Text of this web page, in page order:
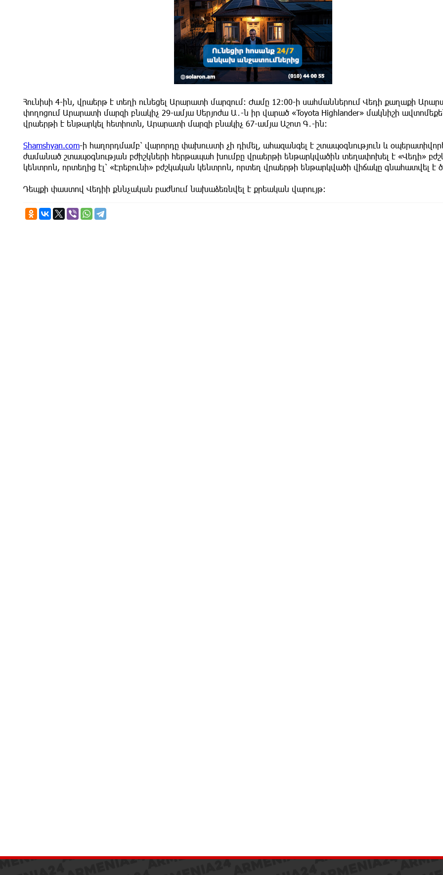
Հունիսի 4-ին, վրաերթ է տեղի ունեցել Արարատի մարզում։ Ժամը 12։00-ի սահմաններում Վեդի քաղաքի
փողոցում Արարատի մարզի բնակիչ 29-ամյա Սերյոժա Ա․-ն իր վարած «Toyota Highlander» մակնիշի
վրաերթի է ենթարկել հետիոտն, Արարատի մարզի բնակիչ 67-ամյա Աշոտ Գ․-ին։
Shamshyan.com-ի հաղորդմամբ՝ վարորդը փախուստի չի դիմել, ահազանգել է շտապօգնություն և
ժամանած շտապօգնության բժիշկների հերթապահ խումբը վրաերթի ենթարկվածին տեղափոխել է «Վեդի»
կենտրոն, որտեղից էլ՝ «Էրեբունի» բժշկական կենտրոն, որտեղ վրաերթի ենթարկվածի վիճակը գնահատվել է
Դեպքի փաստով Վեդիի քննչական բաժնում նախաձեռնվել է քրեական վարույթ։